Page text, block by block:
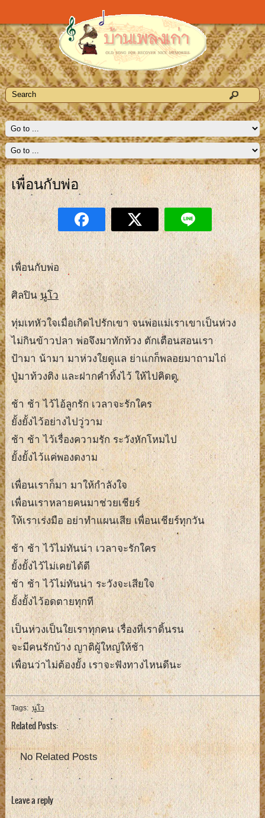
เพื่อนกับพ่อ
เพื่อนกับพ่อ
ศิลปินนูโว
ทุ่มเทหัวใจเมื่อเกิดไปรักเขา จนพ่อแม่เราเขาเป็นห่วง
ไม่กินข้าวปลา พ่อจึงมาทักท้วง ตักเตือนสอนเรา
ป้ามา น้ามา มาห่วงใยดูแล ย่าแกก็พลอยมาถามไถ่
ปู่มาท้วงติง และฝากคำทิ้งไว้ ให้ไปคิดดู
ช้า ช้า ไว้ไอ้ลูกรัก เวลาจะรักใคร
ยั้งยั้งไว้อย่างไปวู่วาม
ช้า ช้า ไว้เรื่องความรัก ระวังหักโหมไป
ยั้งยั้งไว้แค่พองดงาม
เพื่อนเราก็มา มาให้กำลังใจ
เพื่อนเราหลายคนมาช่วยเชียร์
ให้เราเร่งมือ อย่าทำแผนเสีย เพื่อนเชียร์ทุกวัน
ช้า ช้า ไว้ไม่ทันน่า เวลาจะรักใคร
ยั้งยั้งไว้ไม่เคยได้ดี
ช้า ช้า ไว้ไม่ทันน่า ระวังจะเสียใจ
ยั้งยั้งไว้อดตายทุกที
เป็นห่วงเป็นใยเราทุกคน เรื่องที่เราดิ้นรน
จะมีคนรักบ้าง ญาติผู้ใหญ่ให้ช้า
เพื่อนว่าไม่ต้องยั้ง เราจะฟังทางไหนดีนะ
Tags: นูโว
Related Posts:
No Related Posts
Leave a reply